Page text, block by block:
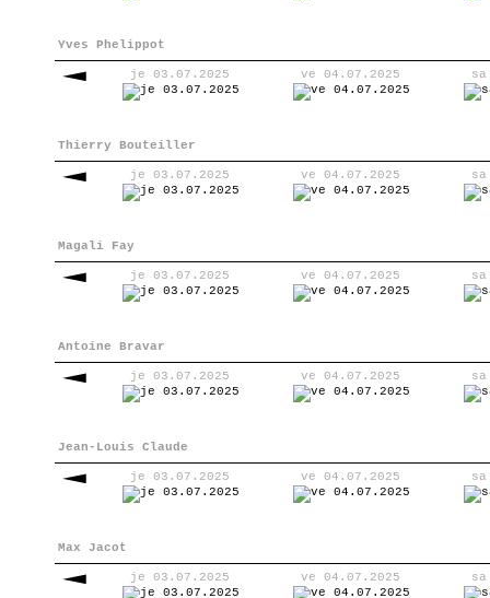
Yves Phelippot
je 03.07.2025 ve 04.07.2025
Thierry Bouteiller
je 03.07.2025 ve 04.07.2025
Magali Fay
je 03.07.2025 ve 04.07.2025
Antoine Bravar
je 03.07.2025 ve 04.07.2025
Jean-Louis Claude
je 03.07.2025 ve 04.07.2025
Max Jacot
je 03.07.2025 ve 04.07.2025